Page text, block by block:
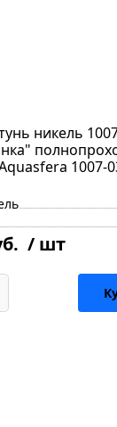
никель
1007-
/ шт